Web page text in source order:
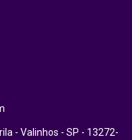
- Valinhos - SP - 13272-